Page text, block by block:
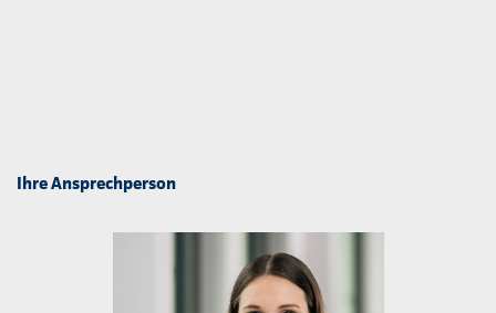
Ihre Ansprechperson